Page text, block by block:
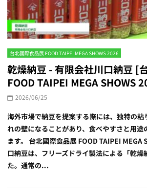
台北國際食品展 FOOD TAIPEI MEGA SHOWS 2026
乾燥納豆 - 有限会社川口納豆 [
FOOD TAIPEI MEGA SHOWS
2026/06/25
海外市場で納豆を提案する際には、独特の
れの壁になることがあり、食べやすさと用途
ます。 台北國際食品展 FOOD TAIPEI MEGA
口納豆は、フリーズドライ製法による「乾燥
た。通常の...